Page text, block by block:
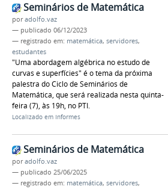
Seminários de Matemática
poradolfo.vaz
— publicado 06/12/2023
— registrado em: matemática, servidores,
estudantes
"Uma abordagem algébrica no estudo de
curvas e superfícies" é o tema da próxima
palestra do Ciclo de Seminários de
Matemática, que será realizada nesta quinta-
feira (7), às 19h, no PTI.
Localizado em Informes
Seminários de Matemática
poradolfo.vaz
— publicado 25/06/2025
— registrado em: matemática, servidores,